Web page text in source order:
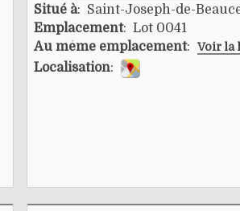
Situé à: Saint-Joseph-de-
Emplacement: Lot 0041
Au même emplacement: Voir la
Localisation: